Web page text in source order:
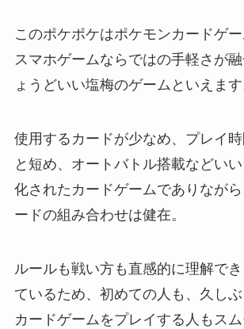
このポケポケはポケモンカードゲ
スマホゲームならではの手軽さが
ょうどいい塩梅のゲームといえます
使用するカードが少なめ、プレイ
と短め、オートバトル搭載などい
化されたカードゲームでありなが
ードの組み合わせは健在。
ルールも戦い方も直感的に理解で
ているため、初めての人も、久し
カードゲームをプレイする人もス